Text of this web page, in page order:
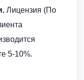
Лицензия (По
5-10%.